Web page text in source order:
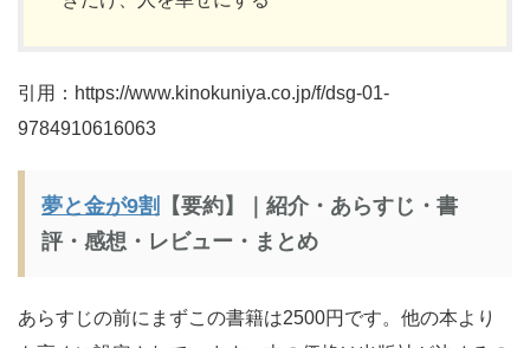
引用：https://www.kinokuniya.co.jp/f/dsg-01-
9784910616063
夢と金が9割
【要約】｜紹介・あらすじ・書
評・感想・レビュー・まとめ
あらすじの前にまずこの書籍は2500円です。他の本より